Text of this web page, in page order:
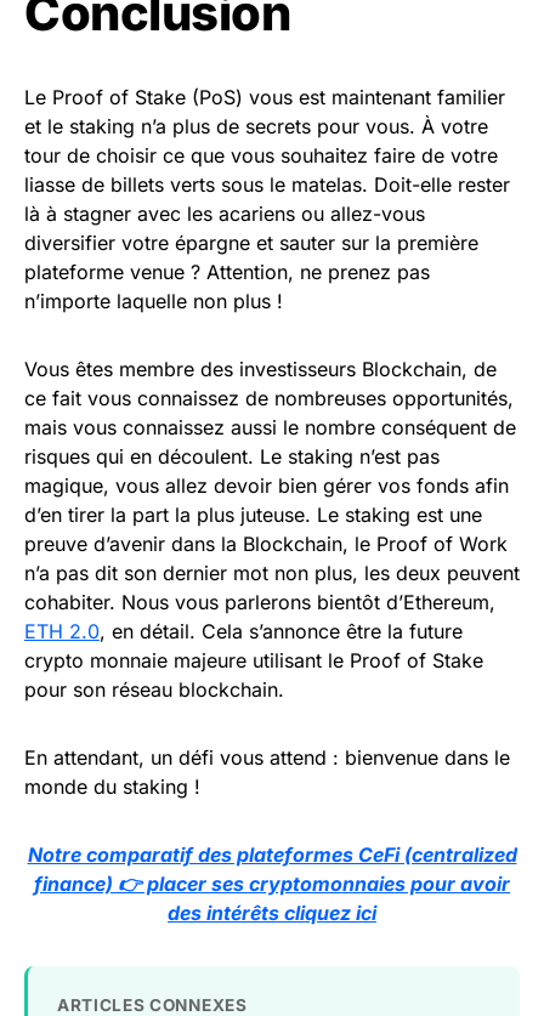
Conclusion
Le Proof of Stake (PoS) vous est maintenant familier
et le staking n’a plus de secrets pour vous. À votre
tour de choisir ce que vous souhaitez faire de votre
liasse de billets verts sous le matelas. Doit-elle rester
là à stagner avec les acariens ou allez-vous
diversifier votre épargne et sauter sur la première
plateforme venue ? Attention, ne prenez pas
n’importe laquelle non plus !
Vous êtes membre des investisseurs Blockchain, de
ce fait vous connaissez de nombreuses opportunités,
mais vous connaissez aussi le nombre conséquent de
risques qui en découlent. Le staking n’est pas
magique, vous allez devoir bien gérer vos fonds afin
d’en tirer la part la plus juteuse. Le staking est une
preuve d’avenir dans la Blockchain, le Proof of Work
n’a pas dit son dernier mot non plus, les deux peuvent
cohabiter. Nous vous parlerons bientôt d’Ethereum,
ETH 2.0, en détail. Cela s’annonce être la future
crypto monnaie majeure utilisant le Proof of Stake
pour son réseau blockchain.
En attendant, un défi vous attend : bienvenue dans le
monde du staking !
Notre comparatif des plateformes CeFi (centralized
finance) 👉 placer ses cryptomonnaies pour avoir
des intérêts cliquez ici
ARTICLES CONNEXES